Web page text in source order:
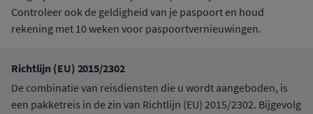
Controleer ook de geldigheid van je paspoort en houd
rekening met 10 weken voor paspoortvernieuwingen.
Richtlijn (EU) 2015/2302
De combinatie van reisdiensten die u wordt aangeboden, is
een pakketreis in de zin van Richtlijn (EU) 2015/2302. Bijgevolg